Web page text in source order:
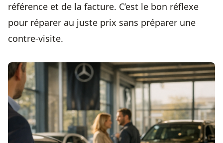
référence et de la facture. C’est le bon réflexe
pour réparer au juste prix sans préparer une
contre-visite.